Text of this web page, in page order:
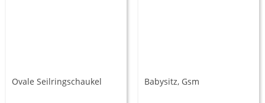
Ovale Seilringschaukel Babysitz, Gsm